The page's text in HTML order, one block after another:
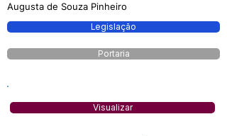
Augusta de Souza Pinheiro
Legislação
Portaria
Visualizar